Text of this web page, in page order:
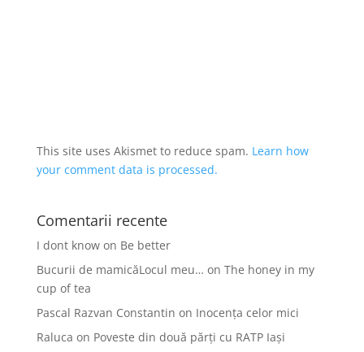
This site uses Akismet to reduce spam. Learn how
your comment data is processed.
Comentarii recente
I dont knowon Be better
Bucurii de mamicăLocul meu… on The honey in my
cup of tea
Pascal Razvan Constantin on Inocența celor mici
Raluca on Poveste din două părți cu RATP Iași